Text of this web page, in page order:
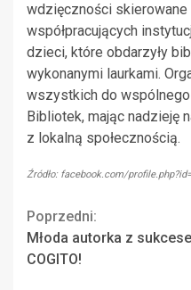
wdzięczności
współpracujących
dzieci, które obdarzyły
wykonanymi laurkami.
wszystkich do
Bibliotek, mając nadzieję
z lokalną społecznością.
Źródło: facebook.com/
Continue
Reading
Poprzedni:
Młoda autorka z
COGITO!